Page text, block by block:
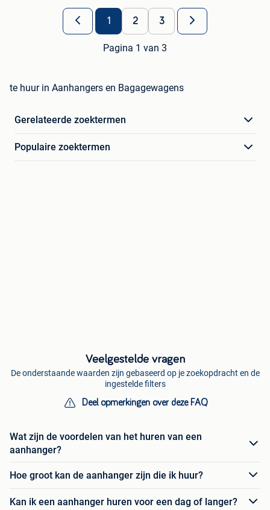
1 2 3
Pagina 1 van 3
te huur in Aanhangers en Bagagewagens
Gerelateerde zoektermen
Populaire zoektermen
Veelgestelde vragen
De onderstaande waarden zijn gebaseerd op je zoekopdracht en de
ingestelde filters
Deel opmerkingen over deze FAQ
Wat zijn de voordelen van het huren van een
aanhanger?
Hoe groot kan de aanhanger zijn die ik huur?
Kan ik een aanhanger huren voor een dag of langer?